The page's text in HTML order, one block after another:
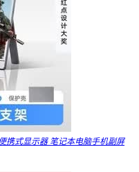
携式显示器 笔记本电脑手机副屏